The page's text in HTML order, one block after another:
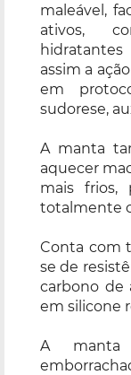
maleável,
ativos,
assim a
em
sudorese,
A manta
aquecer
mais frios,
totalmente
Conta com
se de
carbono de
em silicone
A